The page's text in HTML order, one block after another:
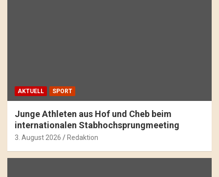
AKTUELL SPORT
Junge Athleten aus Hof und Cheb beim
internationalen Stabhochsprungmeeting
3. August 2026 Redaktion